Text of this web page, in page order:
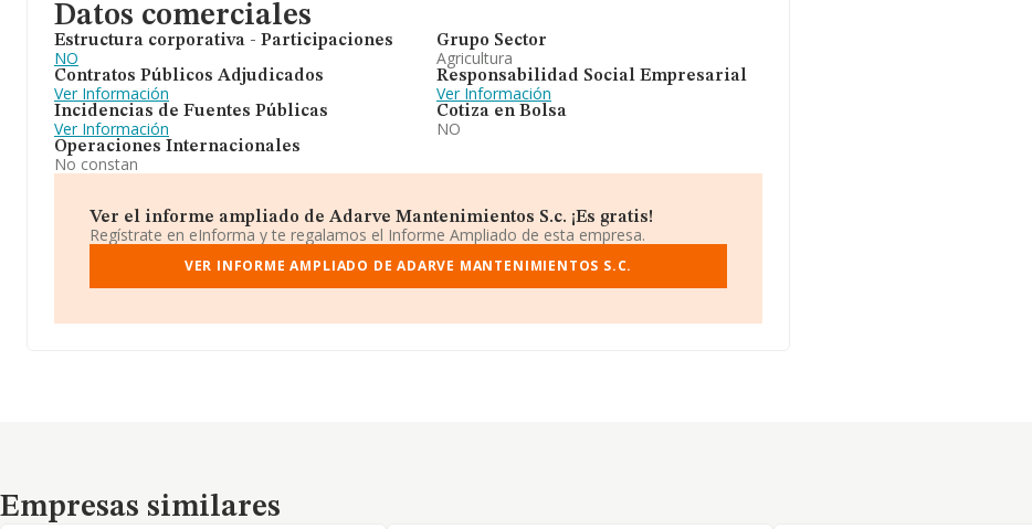
Datos comerciales
Estructura corporativa - Participaciones
NO
Contratos Públicos Adjudicados
Ver Información
Incidencias de Fuentes Públicas
Ver Información
Operaciones Internacionales
No constan
Grupo Sector
Agricultura
Responsabilidad Social Empresarial
Ver Información
Cotiza en Bolsa
NO
Ver el informe ampliado de Adarve Mantenimientos S.c. ¡Es gratis!
Regístrate en eInforma y te regalamos el Informe Ampliado de esta empresa.
VER INFORME AMPLIADO DE ADARVE MANTENIMIENTOS S.C.
Empresas similares
Empresas similares